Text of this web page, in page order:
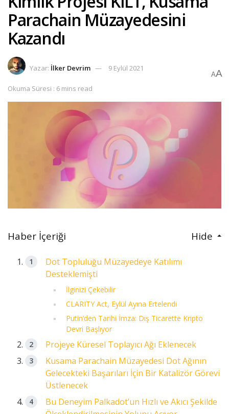
Parachain Müzayedesini
Kazandı
Yazar: İlker Devrim 9 Eylül 2021
Okuma Süresi : 6 mins read
AA
Haber İçeriği Hide
Dot Topluluğu Müzayedeye Katılımı
Desteklemişti
İlginizi Çekebilir
CLARITY Act, Eylül Ayına Ertelendi
Putin’den Tarihi İmza: Dış Ticarette Kripto
Devri Başlıyor
Projeye Küresel Toplayıcı Ağı Eklenecek
Kusama Parachain Müzayedesi Dot Ağının
Gelecekteki Başarıları İçin Bir Katalizör Görevi
Üstlenecek
Bu Deneyim Palkadot’un Hızlı ve Akıcı Şekilde